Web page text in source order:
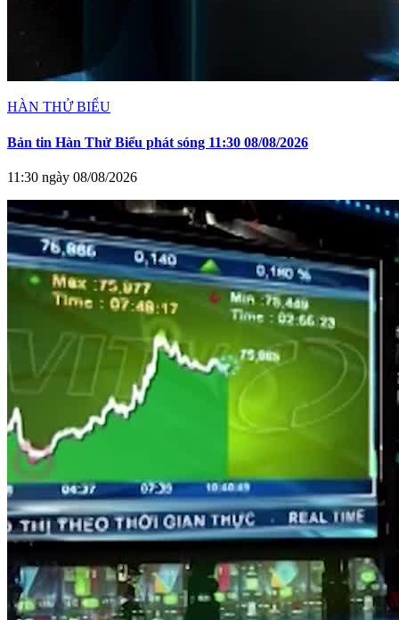
HÀN THỬ BIỂU
Bản tin Hàn Thử Biểu phát sóng 11:30 08/08/2026
11:30 ngày 08/08/2026